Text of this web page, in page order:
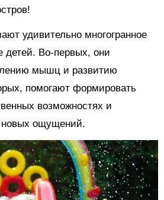
удивительно многогранное
детей. Во-первых, они
мышц и развитию
помогают формировать
возможностях и
новых ощущений.